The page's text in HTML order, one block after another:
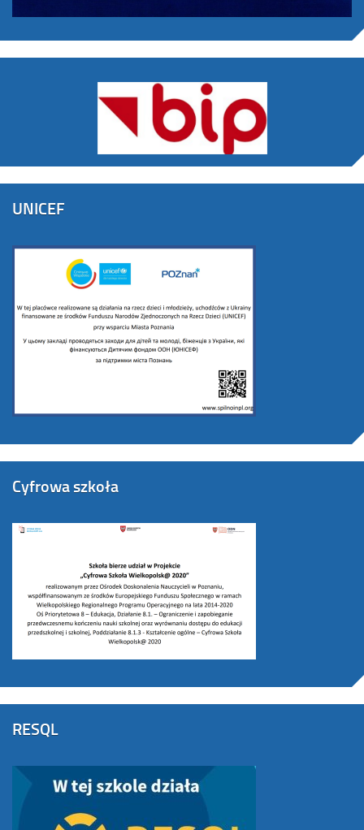
UNICEF
Cyfrowa szkoła
RESQL